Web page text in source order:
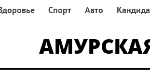
Спорт Авто